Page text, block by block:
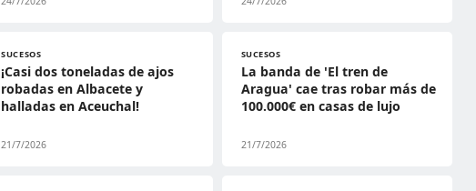
SUCESOS
¡Casi dos toneladas de ajos
robadas en Albacete y
halladas en Aceuchal!
21/7/2026
SUCESOS
La banda de 'El tren de
Aragua' cae tras robar más de
100.000€ en casas de lujo
21/7/2026